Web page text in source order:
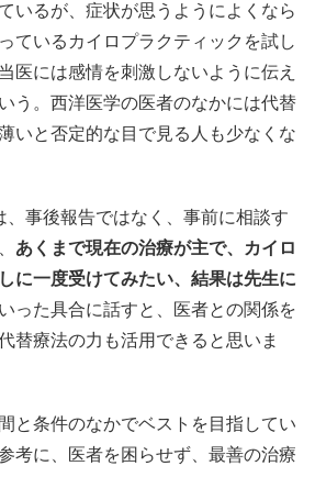
いるが、症状が思うようによくなら
ているカイロプラクティックを試し
医には感情を刺激しないように伝え
う。西洋医学の医者のなかには代替
いと否定的な目で見る人も少なくな
、事後報告ではなく、事前に相談す
あくまで現在の治療が主で、カイロ
に一度受けてみたい、結果は先生に
いった具合に話すと、医者との関係を
替療法の力も活用できると思いま
と条件のなかでベストを目指してい
考に、医者を困らせず、最善の治療